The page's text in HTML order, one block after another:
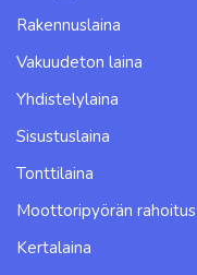
Rakennuslaina
Vakuudeton laina
Yhdistelylaina
Sisustuslaina
Tonttilaina
Moottoripyörän rahoitus
Kertalaina